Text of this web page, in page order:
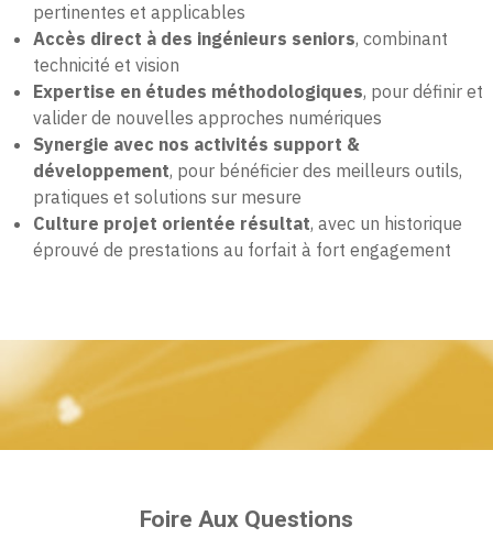
pertinentes et applicables
Accès direct à des ingénieurs seniors, combinant
technicité et vision
Expertise en études méthodologiques, pour définir et
valider de nouvelles approches numériques
Synergie avec nos activités support &
développement, pour bénéficier des meilleurs outils,
pratiques et solutions sur mesure
Culture projet orientée résultat, avec un historique
éprouvé de prestations au forfait à fort engagement
Foire Aux Questions